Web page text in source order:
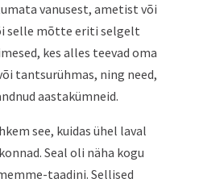
vanusest, ametist või
selle mõtte eriti selgelt
kes alles teevad oma
tantsurühmas, ning need,
aastakümneid.
see, kuidas ühel laval
Seal oli näha kogu
taadini. Sellised